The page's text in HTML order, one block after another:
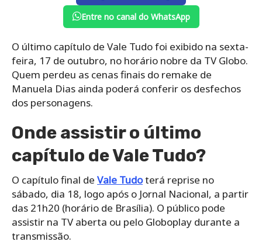
Entre no canal do WhatsApp
O último capítulo de Vale Tudo foi exibido na sexta-
feira, 17 de outubro, no horário nobre da TV Globo.
Quem perdeu as cenas finais do remake de
Manuela Dias ainda poderá conferir os desfechos
dos personagens.
Onde assistir o último
capítulo de Vale Tudo?
O capítulo final de Vale Tudoterá reprise no
sábado, dia 18, logo após o Jornal Nacional, a partir
das 21h20 (horário de Brasília). O público pode
assistir na TV aberta ou pelo Globoplay durante a
transmissão.